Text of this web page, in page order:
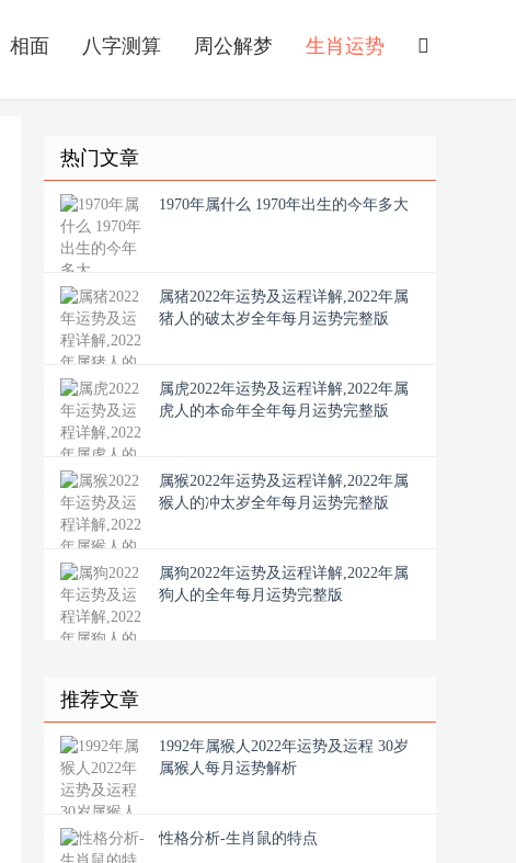
相面 八字测算 周公解梦 生肖运势
热门文章
1970年属什么 1970年出生的今年多大
属猪2022年运势及运程详解,2022年属
猪人的破太岁全年每月运势完整版
属虎2022年运势及运程详解,2022年属
虎人的本命年全年每月运势完整版
属猴2022年运势及运程详解,2022年属
猴人的冲太岁全年每月运势完整版
属狗2022年运势及运程详解,2022年属
狗人的全年每月运势完整版
推荐文章
1992年属猴人2022年运势及运程 30岁
属猴人每月运势解析
性格分析-生肖鼠的特点